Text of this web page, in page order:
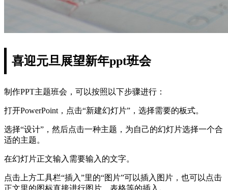
喜迎元旦展望新年ppt班会
制作PPT主题班会，可以按照以下步骤进行：
打开PowerPoint，点击“新建幻灯片”，选择需要的板式。
选择“设计”，然后点击一种主题，为自己的幻灯片选择一个合
适的主题。
在幻灯片正文输入需要输入的文字。
点击上方工具栏“插入”里的“图片”可以插入图片，也可以点击
正文里的图标直接进行图片、表格等的插入。